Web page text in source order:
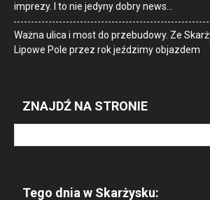
imprezy. I to nie jedyny dobry news…
Ważna ulica i most do przebudowy. Ze
Lipowe Pole przez rok jeździmy objazdem
ZNAJDŹ NA STRONIE
Tego dnia w Skarżysku: